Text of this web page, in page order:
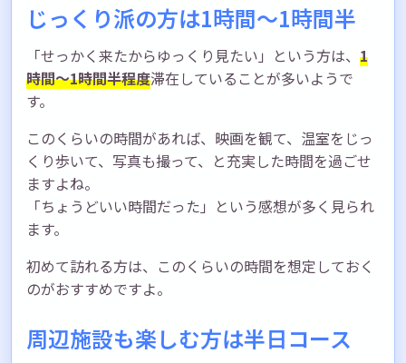
じっくり派の方は1時間〜1時間半
「せっかく来たからゆっくり見たい」という方は、 1
時間〜1時間半程度滞在していることが多いようで
す。
このくらいの時間があれば、映画を観て、温室をじっ
くり歩いて、写真も撮って、と充実した時間を過ごせ
ますよね。
「ちょうどいい時間だった」という感想が多く見られ
ます。
初めて訪れる方は、このくらいの時間を想定しておく
のがおすすめですよ。
周辺施設も楽しむ方は半日コース